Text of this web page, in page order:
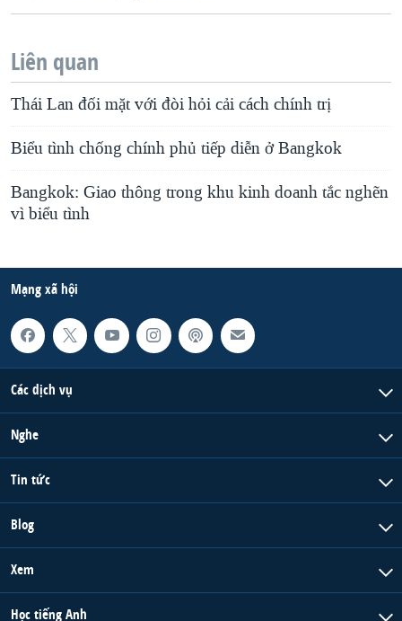
Liên quan
Thái Lan đối mặt với đòi hỏi cải cách chính trị
Biểu tình chống chính phủ tiếp diễn ở Bangkok
Bangkok: Giao thông trong khu kinh doanh tắc nghẽn
vì biểu tình
Mạng xã hội
Các dịch vụ
Nghe
Tin tức
Blog
Xem
Học tiếng Anh